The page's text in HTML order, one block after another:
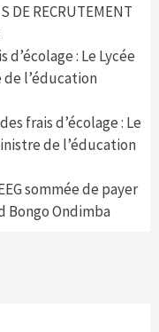
DE RECRUTEMENT
: Le Lycée
de l’éducation
frais d’écolage : Le
de l’éducation
sommée de payer
Bongo Ondimba